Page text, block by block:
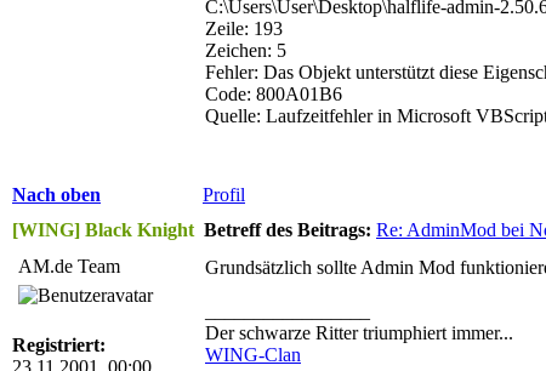
C:\Users\User\Desktop\halflife-admin-
Zeile: 193
Zeichen: 5
Fehler: Das Objekt unterstützt diese
Code: 800A01B6
Quelle: Laufzeitfehler in Microsoft
Nach oben Profil
[WING] Black Knight Betreff des Beitrags: Re: AdminMod bei
AM.de Team
Registriert:
23.11.2001, 00:00
Grundsätzlich sollte Admin Mod
Der schwarze Ritter triumphiert immer...
WING-Clan